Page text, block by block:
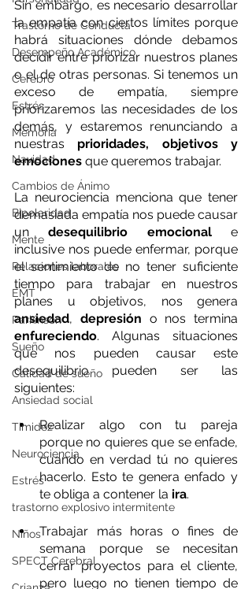
Trastorno de Conducta
Desempeño Académico
Cerebro
Estrés
Memoria
Navidad
Cambios de Ánimo
Bipolaridad
Mente
Relaciones laborales
EMT
Parkinson
Sueño
Calidad de sueño
Ansiedad social
Timidez
Neurociencia
Estrés
trastorno explosivo intermitente
Niños
SPECT Cerebral
Sin embargo, es necesario desarrollar
la empatía con ciertos límites porque
habrá situaciones dónde debamos
decidir entre priorizar nuestros planes
o el de otras personas. Si tenemos un
exceso de empatía, siempre
priorizaremos las necesidades de los
demás, y estaremos renunciando a
nuestras prioridades, objetivos y
emociones que queremos trabajar.
La neurociencia menciona que tener
demasiada empatía nos puede causar
un desequilibrio emocional e
inclusive nos puede enfermar, porque
el sentimiento de no tener suficiente
tiempo para trabajar en nuestros
ansiedad, depresión o nos termina
enfureciendo. Algunas situaciones
que nos pueden causar este
desequilibrio pueden ser las
siguientes:
Realizar algo con tu pareja
porque no quieres que se enfade,
cuando en verdad tú no quieres
hacerlo. Esto te genera enfado y
te obliga a contener la ira.
Trabajar más horas o fines de
semana porque se necesitan
cerrar proyectos para el cliente,
pero luego no tienen tiempo de